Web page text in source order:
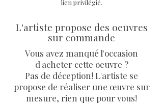
lien privilégié.
L'artiste propose des oeuvres
sur commande
Vous avez manqué l'occasion
d'acheter cette oeuvre ?
Pas de déception! L'artiste se
propose de réaliser une œuvre sur
mesure, rien que pour vous!